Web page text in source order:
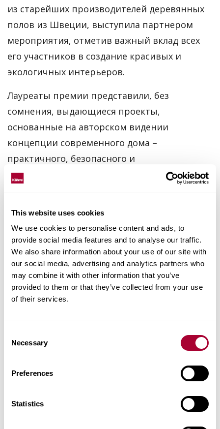
This website uses cookies
We use cookies to personalise content and ads, to
provide social media features and to analyse our traffic.
We also share information about your use of our site with
our social media, advertising and analytics partners who
may combine it with other information that you’ve
provided to them or that they’ve collected from your use
of their services.
Selection
Necessary
Preferences
Statistics
из старейших производителей деревянных
полов из Швеции, выступила партнером
мероприятия, отметив важный вклад всех
его участников в создание красивых и
экологичных интерьеров.
Лауреаты премии представили, без
сомнения, выдающиеся проекты,
основанные на авторском видении
концепции современного дома –
практичного, безопасного и
функционального. Компания Kahrs отдельно
занявшим призовые места.
Мы благодарим организаторов этого
знакового события за возможность стать его
частью и оценить результаты развития
материала. На сегодняшний день мы
напольных покрытий, разработанных из
или лака. Мы надеемся, что курс на